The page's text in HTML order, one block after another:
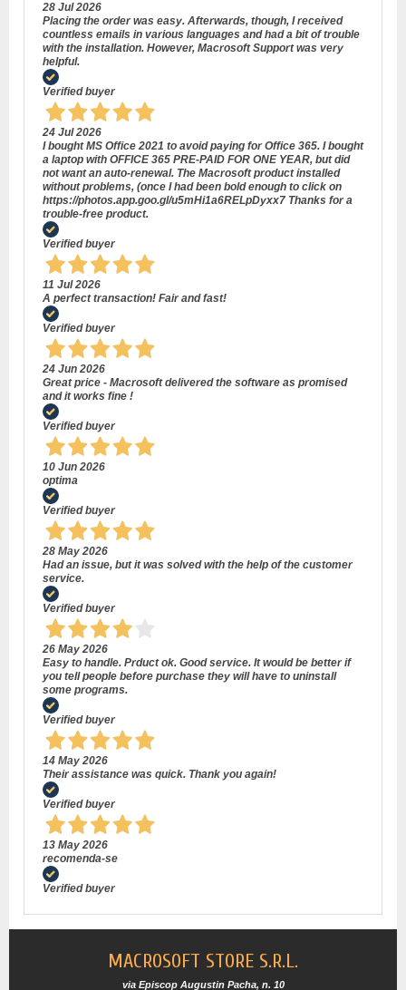
28 Jul 2026
Placing the order was easy. Afterwards, though, I received
countless emails in various languages and had a bit of trouble
with the installation. However, Macrosoft Support was very
helpful.
Verified buyer
24 Jul 2026
I bought MS Office 2021 to avoid paying for Office 365. I bought
a laptop with OFFICE 365 PRE-PAID FOR ONE YEAR, but did
not want an auto-renewal. The Macrosoft product installed
without problems, (once I had been bold enough to click on
https://photos.app.goo.gl/u5mHi1a6RELpDyxx7 Thanks for a
trouble-free product.
Verified buyer
11 Jul 2026
A perfect transaction! Fair and fast!
Verified buyer
24 Jun 2026
Great price - Macrosoft delivered the software as promised
and it works fine !
Verified buyer
10 Jun 2026
optima
Verified buyer
28 May 2026
Had an issue, but it was solved with the help of the customer
service.
Verified buyer
26 May 2026
Easy to handle. Prduct ok. Good service. It would be better if
you tell people before purchase they will have to uninstall
some programs.
Verified buyer
14 May 2026
Their assistance was quick. Thank you again!
Verified buyer
13 May 2026
recomenda-se
Verified buyer
MACROSOFT STORE S.R.L.
via Episcop Augustin Pacha, n. 10